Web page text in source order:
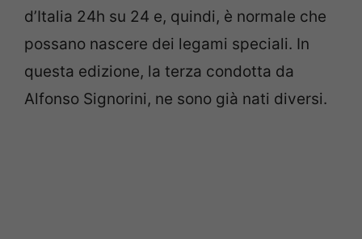
d’Italia 24h su 24 e, quindi, è normale che
possano nascere dei legami speciali. In
questa edizione, la terza condotta da
Alfonso Signorini, ne sono già nati diversi.